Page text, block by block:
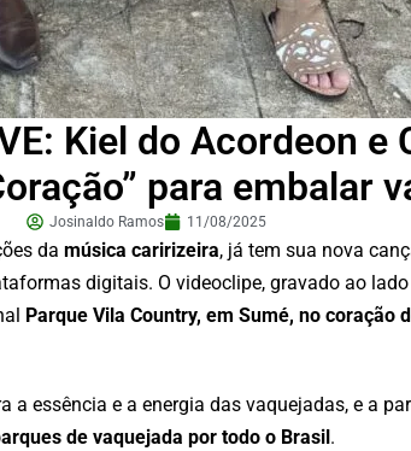
Kiel do Acordeon e
para embalar
Josinaldo Ramos 11/08/2025
da música caririzeira, já tem sua nova
digitais. O videoclipe, gravado ao
Parque Vila Country, em Sumé, no coração
essência e a energia das vaquejadas, e a
de vaquejada por todo o Brasil .